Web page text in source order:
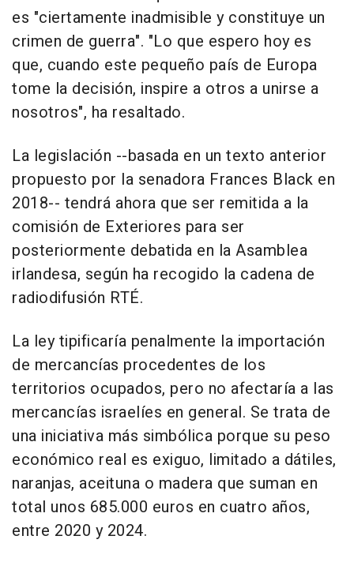
es "ciertamente inadmisible y constituye un
crimen de guerra". "Lo que espero hoy es
que, cuando este pequeño país de Europa
tome la decisión, inspire a otros a unirse a
nosotros", ha resaltado.
La legislación --basada en un texto anterior
propuesto por la senadora Frances Black en
2018-- tendrá ahora que ser remitida a la
comisión de Exteriores para ser
posteriormente debatida en la Asamblea
irlandesa, según ha recogido la cadena de
radiodifusión RTÉ.
La ley tipificaría penalmente la importación
de mercancías procedentes de los
territorios ocupados, pero no afectaría a las
mercancías israelíes en general. Se trata de
una iniciativa más simbólica porque su peso
económico real es exiguo, limitado a dátiles,
naranjas, aceituna o madera que suman en
total unos 685.000 euros en cuatro años,
entre 2020 y 2024.